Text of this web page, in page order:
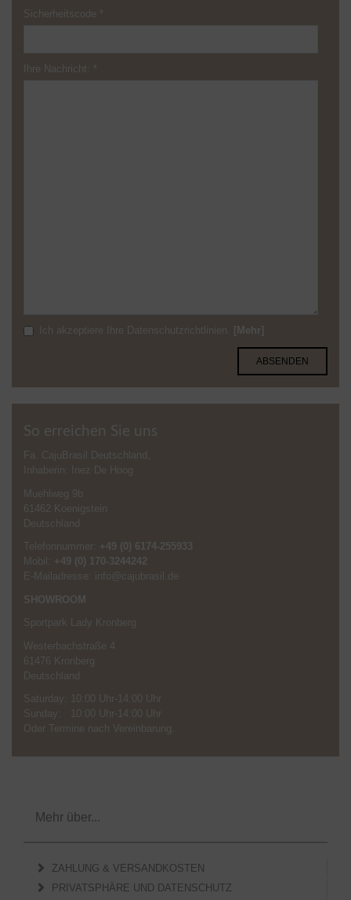
Sicherheitscode *
Ihre Nachricht: *
Ich akzeptiere Ihre Datenschutzrichtlinien. [Mehr]
So erreichen Sie uns
Fa. CajuBrasil Deutschland,
Inhaberin: Inez De Hoog
Muehlweg 9b
61462 Koenigstein
Deutschland
Telefonnummer: +49 (0) 6174-255933
Mobil: +49 (0) 170-3244242
E-Mailadresse: info@cajubrasil.de
SHOWROOM
Sportpark Lady Kronberg
Westerbachstraße 4
61476 Kronberg
Deutschland
Saturday: 10:00 Uhr-14:00 Uhr
Sunday: 10:00 Uhr-14:00 Uhr
Oder Termine nach Vereinbarung.
Mehr über...
ZAHLUNG & VERSANDKOSTEN
PRIVATSPHÄRE UND DATENSCHUTZ